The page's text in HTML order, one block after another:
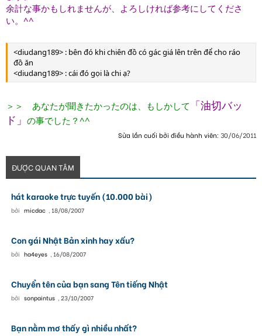
余計な事かもしれませんが、よろしければ参考にしてくださ
い。^^
<diudang189> : bên đó khi chiên đồ có gác giá lên trên để cho ráo
đồ ăn
<diudang189> : cái đó gọi là chi ạ?
＞＞ あなたが聞きたかったのは、もしかして 「油切バッ
ド」 の事でした？^^
Sửa lần cuối bởi điều hành viên: 30/06/2011
ĐƯỢC QUAN TÂM
hát karaoke trực tuyến (10.000 bài)
bởi micdac 18/08/2007
Con gái Nhật Bản xinh hay xấu?
bởi ha4eyes 16/08/2007
Chuyển tên của bạn sang Tên tiếng Nhật
bởi sonpaintus 23/10/2007
Bạn nằm mơ thấy gì nhiều nhất?